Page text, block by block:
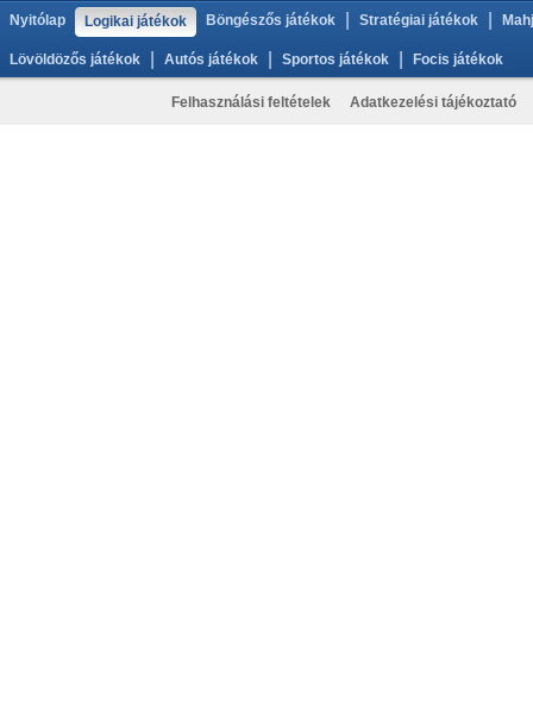
Nyitólap Logikai játékok Böngészős játékok Stratégiai játékok
Lövöldözős játékok Autós játékok Sportos játékok Focis játékok
Felhasználási feltételek Adatkezelési tájékoztató